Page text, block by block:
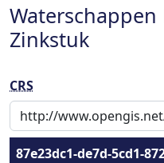
Zinkstuk
CRS
87e23dc1-de7d-5cd1-